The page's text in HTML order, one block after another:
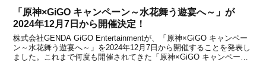
「原神×GiGO キャンペーン～水花舞う遊宴へ～」が
2024年12月7日から開催決定！
株式会社GENDA GiGO Entertainmentが、「原神×GiGO キャンペー
ン～水花舞う遊宴へ～」を2024年12月7日から開催することを発表し
ました。これまで何度も開催されてきた「原神×GiGO キャンペー